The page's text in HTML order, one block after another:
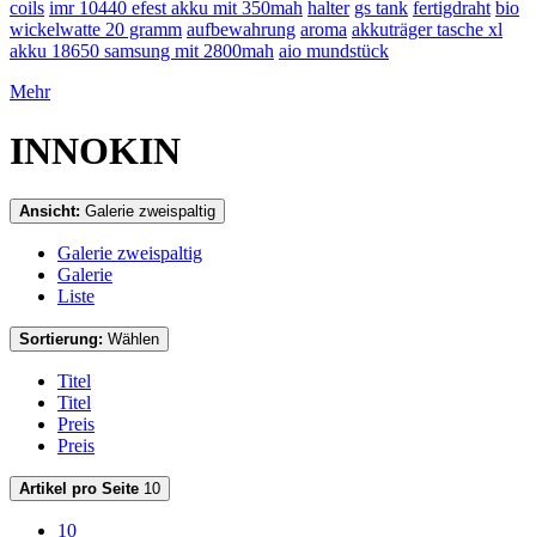
coils imr 10440 efest akku mit 350mah halter gs tank fertigdraht bio
wickelwatte 20 gramm aufbewahrung aroma akkuträger tasche xl
akku 18650 samsung mit 2800mah aio mundstück
Mehr
INNOKIN
Ansicht: Galerie zweispaltig
Galerie zweispaltig
Galerie
Liste
Sortierung: Wählen
Titel
Titel
Preis
Preis
Artikel pro Seite 10
10